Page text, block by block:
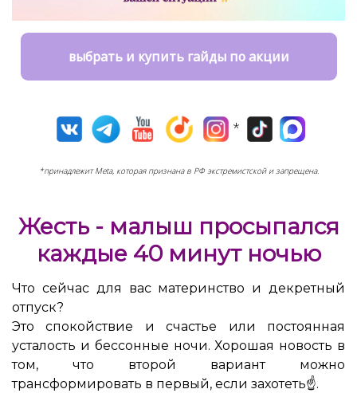
выбрать и купить гайды по акции
*
*принадлежит Meta, которая признана в РФ экстремистской и запрещена.
Жесть - малыш просыпался
каждые 40 минут ночью
Что сейчас для вас материнство и декретный
отпуск?
Это спокойствие и счастье или постоянная
усталость и бессонные ночи. Хорошая новость в
том, что второй вариант можно
трансформировать в первый, если захотеть☝️.